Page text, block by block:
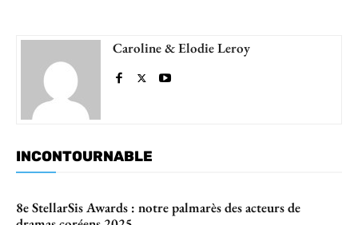
Caroline & Elodie Leroy
INCONTOURNABLE
8e StellarSis Awards : notre palmarès des acteurs de